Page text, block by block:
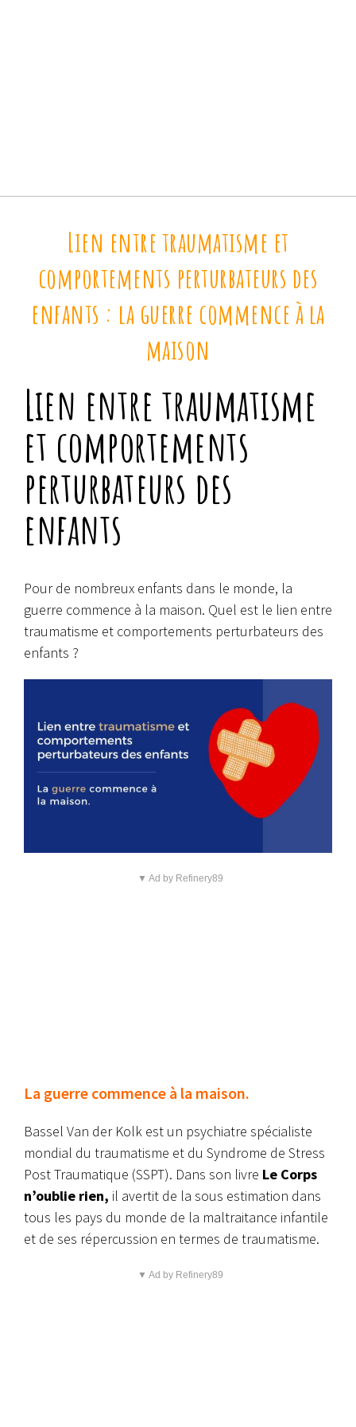
Lien entre traumatisme et
comportements perturbateurs des
enfants : la guerre commence à la
maison
Lien entre traumatisme
et comportements
perturbateurs des
enfants
Pour de nombreux enfants dans le monde, la
guerre commence à la maison. Quel est le lien entre
traumatisme et comportements perturbateurs des
enfants ?
▼ Ad by Refinery89
La guerre commence à la maison.
Bassel Van der Kolk est un psychiatre spécialiste
mondial du traumatisme et du Syndrome de Stress
Post Traumatique (SSPT). Dans son livre Le Corps
n’oublie rien, il avertit de la sous estimation dans
tous les pays du monde de la maltraitance infantile
et de ses répercussion en termes de traumatisme.
▼ Ad by Refinery89